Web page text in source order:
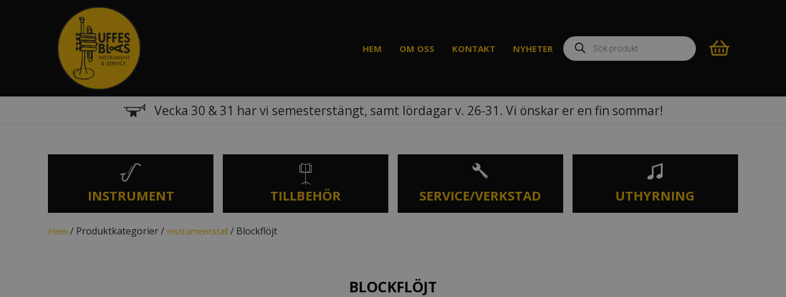
HEM OM OSS KONTAKT NYHETER
Produktsökning
Vecka 30 & 31 har vi semesterstängt, samt lördagar v. 26-31. Vi önskar er en fin sommar!
INSTRUMENT TILLBEHÖR SERVICE/VERKSTAD UTHYRNING
Hem / Produktkategorier / Instrumentställ / Blockflöjt
BLOCKFLÖJT